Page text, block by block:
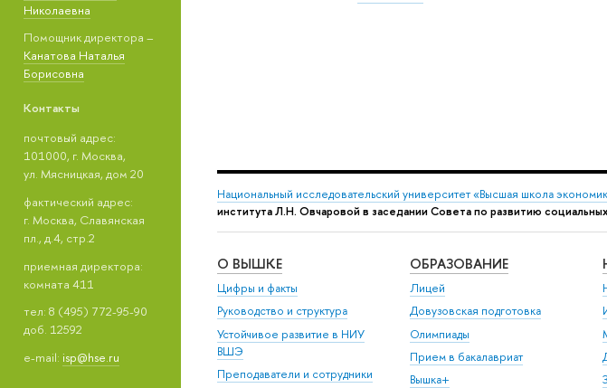
Николаевна
Помощник директора –
Канатова Наталья
Борисовна
Контакты
почтовый адрес:
101000, г. Москва,
ул. Мясницкая, дом 20
фактический адрес:
г. Москва, Славянская
пл., д.4, стр.2
приемная директора:
комната 411
тел: 8 (495) 772-95-90
доб. 12592
e-mail: isp@hse.ru
Национальный исследовательский университет «Высшая школа
института Л.Н. Овчаровой в заседании Совета по развитию
О ВЫШКЕ
Цифры и факты
Руководство и структура
Устойчивое развитие в НИУ
ВШЭ
Преподаватели и сотрудники
ОБРАЗОВАНИЕ
Лицей
Довузовская подготовка
Олимпиады
Прием в бакалавриат
Вышка+